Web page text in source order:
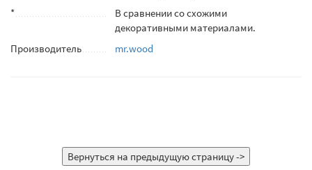
*
В сравнении со схожими
декоративными материалами.
Производитель
mr.wood